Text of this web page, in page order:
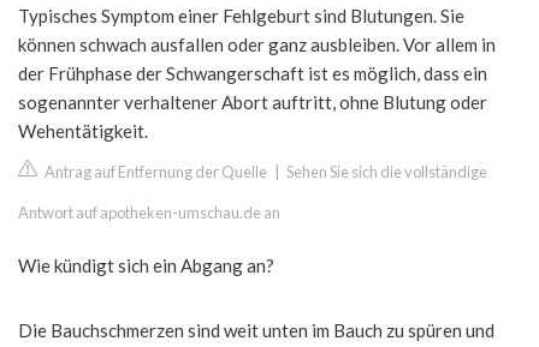
Typisches Symptom einer Fehlgeburt sind Blutungen. Sie
können schwach ausfallen oder ganz ausbleiben. Vor allem in
der Frühphase der Schwangerschaft ist es möglich, dass ein
sogenannter verhaltener Abort auftritt, ohne Blutung oder
Wehentätigkeit.
Antrag auf Entfernung der Quelle Sehen Sie sich die vollständige
Antwort auf apotheken-umschau.de an
Wie kündigt sich ein Abgang an?
Die Bauchschmerzen sind weit unten im Bauch zu spüren und